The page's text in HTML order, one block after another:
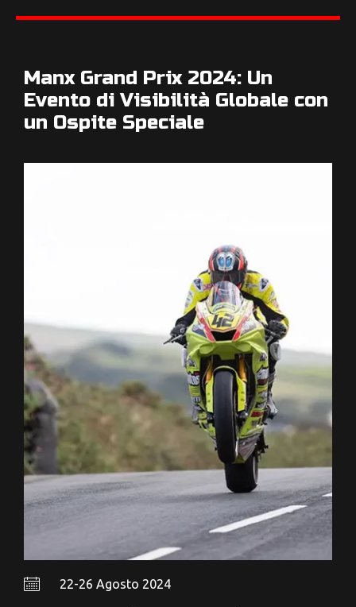
Manx Grand Prix 2024: Un
Evento di Visibilità Globale con
un Ospite Speciale
22-26 Agosto 2024